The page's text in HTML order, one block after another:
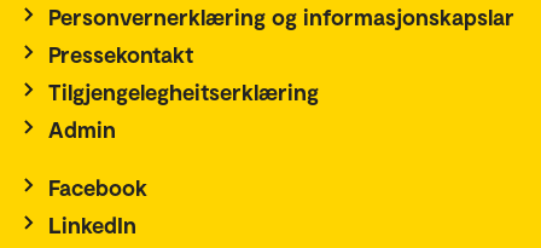
Personvernerklæring og informasjonskapslar
Pressekontakt
Tilgjengelegheitserklæring
Admin
Facebook
LinkedIn